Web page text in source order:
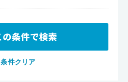
条件クリア